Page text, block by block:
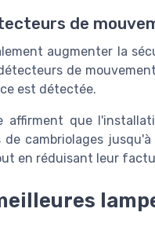
de
augmenter la
de
est détectée.
affirment que
cambriolages
en réduisant leur